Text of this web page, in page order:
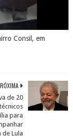
Consil, em
de 20
para
de Lula